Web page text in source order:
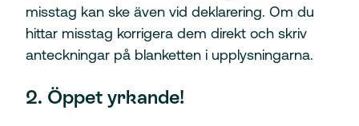
misstag kan ske även vid deklarering. Om du
hittar misstag korrigera dem direkt och skriv
anteckningar på blanketten i upplysningarna.
2. Öppet yrkande!